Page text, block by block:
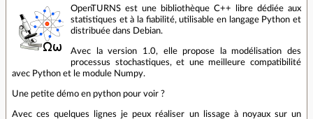
OpenTURNS est une bibliothèque C++ libre dédiée aux
statistiques et à la fiabilité, utilisable en langage Python et
distribuée dans Debian.
Avec la version 1.0, elle propose la modélisation des
processus stochastiques, et une meilleure compatibilité
avec Python et le module Numpy.
Une petite démo en python pour voir ?
Avec ces quelques lignes je peux réaliser un lissage à noyaux sur un